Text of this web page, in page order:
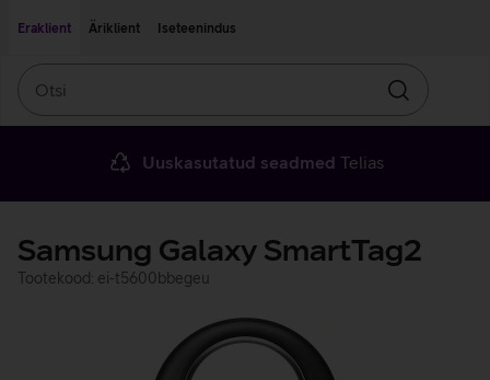
Eraklient
Äriklient Iseteenindus
Otsin
Uuskasutatud seadmed Telias
Samsung Galaxy SmartTag2
Tootekood: ei-t5600bbegeu